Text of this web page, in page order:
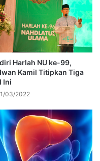
Harlah NU ke-99,
Kamil Titipkan Tiga
Ini
03/2022